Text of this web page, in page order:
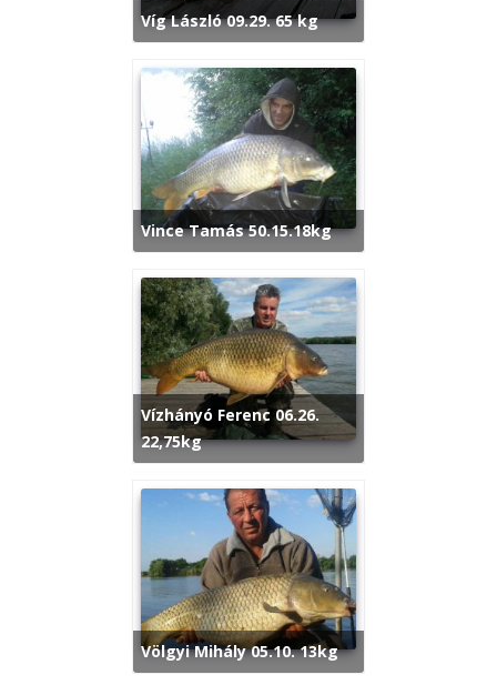
Víg László 09.29. 65 kg
Vince Tamás 50.15.18kg
Vízhányó Ferenc 06.26.
22,75kg
Völgyi Mihály 05.10. 13kg